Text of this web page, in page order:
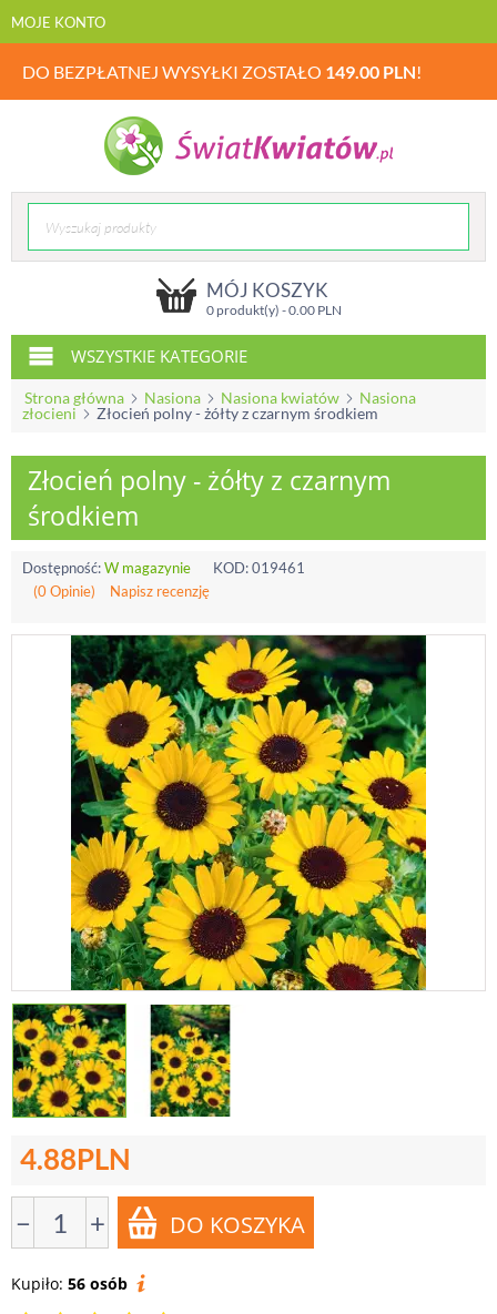
MOJE KONTO
DO BEZPŁATNEJ WYSYŁKI ZOSTAŁO 149.00 PLN!
MÓJ KOSZYK
0 produkt(y) -0.00PLN
WSZYSTKIE KATEGORIE
Strona główna Nasiona Nasiona kwiatów
Nasiona
złocieni
Złocień polny - żółty z czarnym środkiem
Złocień polny - żółty z czarnym
środkiem
Dostępność:W magazynie KOD:019461
(0 Opinie)
Napisz recenzję
4.88PLN
− +
Kupiło: 56 osób